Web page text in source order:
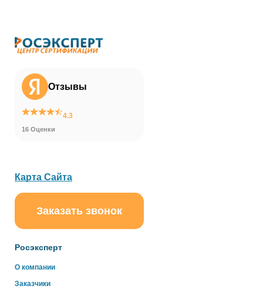
Отзывы
4.3
16 Оценки
Росэксперт
О компании
Заказчики
Карта Сайта
Заказать звонок
online
Здравствуйте!
Свяжитесь с нами через WhatsApp нажав на кнопку